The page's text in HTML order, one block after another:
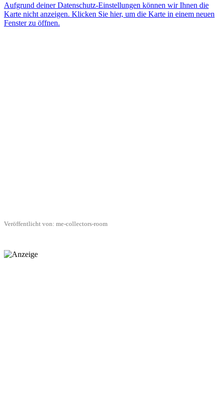
Aufgrund deiner Datenschutz-Einstellungen können wir Ihnen die
Karte nicht anzeigen. Klicken Sie hier, um die Karte in einem neuen
Fenster zu öffnen.
Veröffentlicht von: me-collectors-room